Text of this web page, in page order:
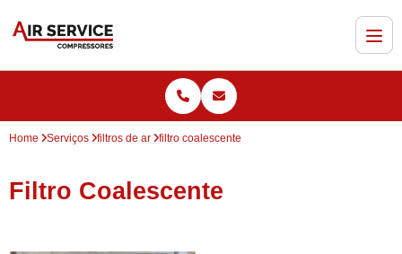
Home Serviços filtros de ar filtro coalescente
Filtro Coalescente